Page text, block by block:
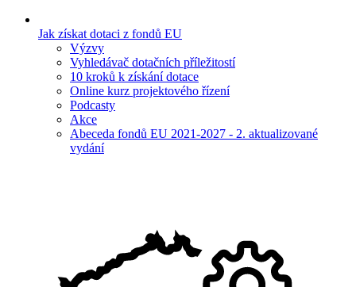
Jak získat dotaci z fondů EU
Výzvy
Vyhledávač dotačních příležitostí
10 kroků k získání dotace
Online kurz projektového řízení
Podcasty
Akce
Abeceda fondů EU 2021-2027 - 2. aktualizované
vydání